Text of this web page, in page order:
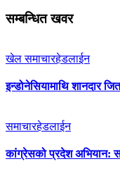
सम्बन्धित खवर
खेल समाचारहेडलाईन
इन्डोनेसियामाथि शानदार
समाचारहेडलाईन
कांग्रेसको प्रदेश अभियान: